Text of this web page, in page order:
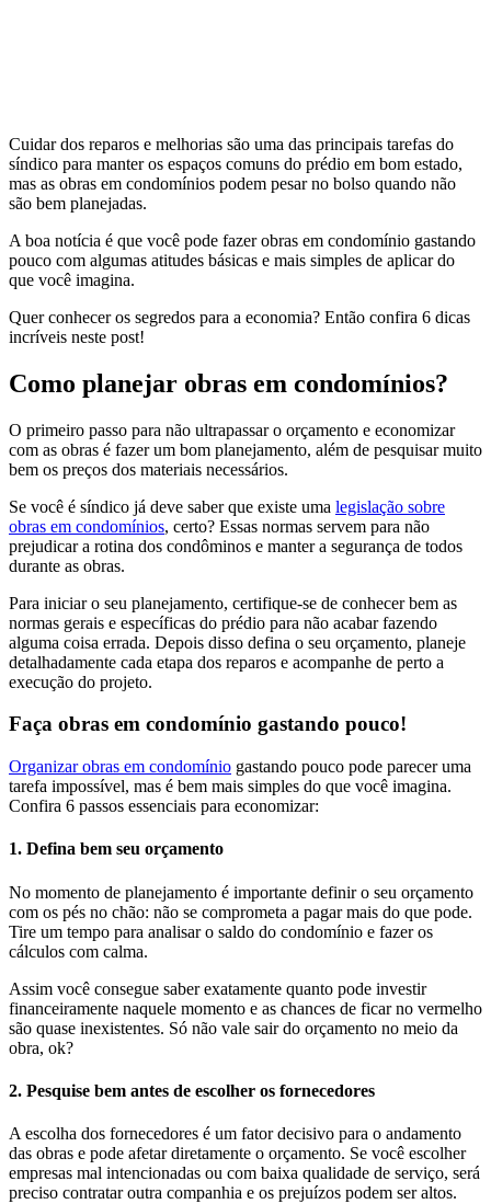
Cuidar dos reparos e melhorias são uma das principais tarefas do
síndico para manter os espaços comuns do prédio em bom estado,
mas as obras em condomínios podem pesar no bolso quando não
são bem planejadas.
A boa notícia é que você pode fazer obras em condomínio gastando
pouco com algumas atitudes básicas e mais simples de aplicar do
que você imagina.
Quer conhecer os segredos para a economia? Então confira 6 dicas
incríveis neste post!
Como planejar obras em condomínios?
O primeiro passo para não ultrapassar o orçamento e economizar
com as obras é fazer um bom planejamento, além de pesquisar muito
bem os preços dos materiais necessários.
Se você é síndico já deve saber que existe uma legislação sobre
obras em condomínios, certo? Essas normas servem para não
prejudicar a rotina dos condôminos e manter a segurança de todos
durante as obras.
Para iniciar o seu planejamento, certifique-se de conhecer bem as
normas gerais e específicas do prédio para não acabar fazendo
alguma coisa errada. Depois disso defina o seu orçamento, planeje
detalhadamente cada etapa dos reparos e acompanhe de perto a
execução do projeto.
Faça obras em condomínio gastando pouco!
Organizar obras em condomínio gastando pouco pode parecer uma
tarefa impossível, mas é bem mais simples do que você imagina.
Confira 6 passos essenciais para economizar:
1. Defina bem seu orçamento
No momento de planejamento é importante definir o seu orçamento
com os pés no chão: não se comprometa a pagar mais do que pode.
Tire um tempo para analisar o saldo do condomínio e fazer os
cálculos com calma.
Assim você consegue saber exatamente quanto pode investir
financeiramente naquele momento e as chances de ficar no vermelho
são quase inexistentes. Só não vale sair do orçamento no meio da
obra, ok?
2. Pesquise bem antes de escolher os fornecedores
A escolha dos fornecedores é um fator decisivo para o andamento
das obras e pode afetar diretamente o orçamento. Se você escolher
empresas mal intencionadas ou com baixa qualidade de serviço, será
preciso contratar outra companhia e os prejuízos podem ser altos.